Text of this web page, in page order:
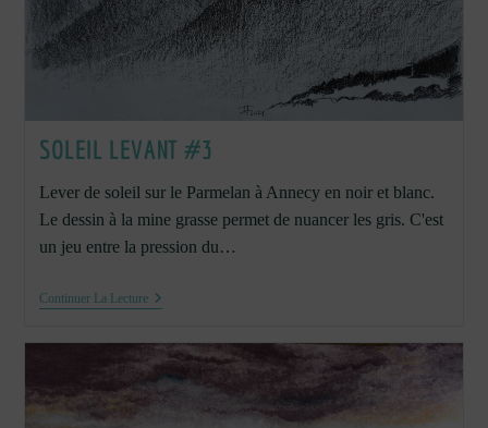
SOLEIL LEVANT #3
Lever de soleil sur le Parmelan à Annecy en noir et blanc.
Le dessin à la mine grasse permet de nuancer les gris. C'est
un jeu entre la pression du…
Continuer La LectureSoleil